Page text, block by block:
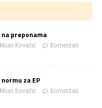
preponama
Milan Kovačić
Komentari
za EP
Milan Kovačić
Komentari